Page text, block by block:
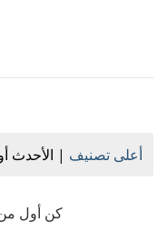
الأحدث أعلى تصنيف
كن أول